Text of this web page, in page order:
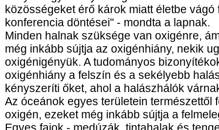
közösségeket érő károk miatt életbe vágó
konferencia döntései" - mondta a lapnak.
Minden halnak szüksége van oxigénre,
még inkább sújtja az oxigénhiány, nekik
oxigénigényük. A tudományos
oxigénhiány a felszín és a sekélyebb
kényszeríti őket, ahol a halászhálók
Az óceánok egyes területein természettől
oxigén, ezeket még inkább sújtja a